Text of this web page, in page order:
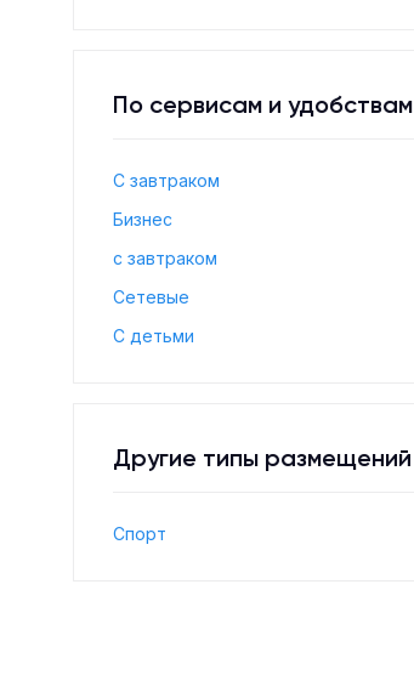
По сервисам и удобствам
С завтраком
Бизнес
с завтраком
Сетевые
С детьми
Другие типы размещений
Спорт